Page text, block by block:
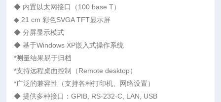
◆ 内置以太网接口（100 base T）
◆ 21 cm 彩色SVGA TFT显示屏
◆ 分屏显示模式
◆ 基于Windows XP嵌入式操作系统
*测量结果易于归档
*支持远程桌面控制（Remote desktop）
*广泛的兼容性（支持各种打印机、网络设置）
◆ 提供多种接口：GPIB, RS-232-C, LAN, USB